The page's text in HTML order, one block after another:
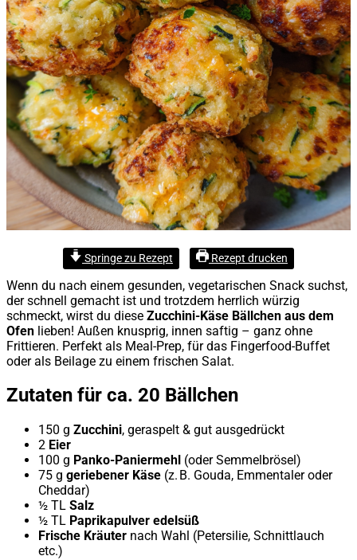
Springe zu Rezept Rezept drucken
Wenn du nach einem gesunden, vegetarischen Snack suchst,
der schnell gemacht ist und trotzdem herrlich würzig
schmeckt, wirst du diese Zucchini-Käse Bällchen aus dem
Ofen lieben! Außen knusprig, innen saftig – ganz ohne
Frittieren. Perfekt als Meal-Prep, für das Fingerfood-Buffet
oder als Beilage zu einem frischen Salat.
Zutaten für ca. 20 Bällchen
150 g Zucchini, geraspelt & gut ausgedrückt
2 Eier
100 g Panko-Paniermehl (oder Semmelbrösel)
75 g geriebener Käse (z. B. Gouda, Emmentaler oder
Cheddar)
½ TL Salz
½ TL Paprikapulver edelsüß
Frische Kräuter nach Wahl (Petersilie, Schnittlauch
etc.)